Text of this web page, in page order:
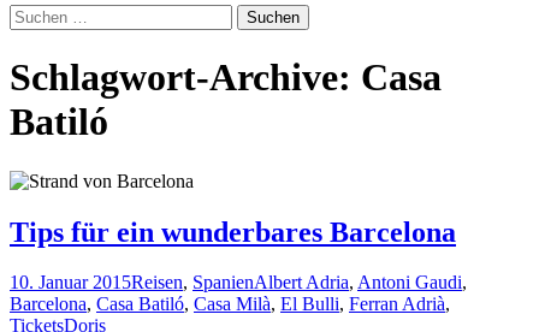
Suchen
nach:
Schlagwort-Archive: Casa
Batiló
Tips für ein wunderbares Barcelona
10. Januar 2015Reisen, SpanienAlbert Adria, Antoni Gaudi,
Barcelona, Casa Batiló, Casa Milà, El Bulli, Ferran Adrià,
TicketsDoris